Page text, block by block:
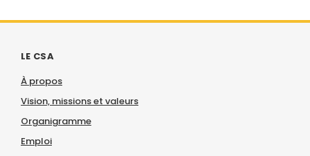
LE CSA
À propos
Vision, missions et valeurs
Organigramme
Emploi